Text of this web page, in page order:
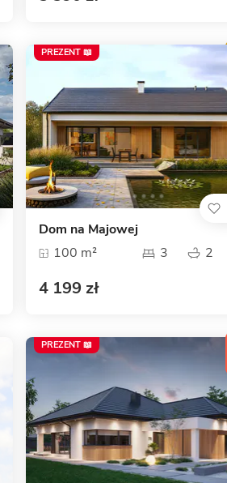
Dom na Majowej
100 m²
3 2
4 199 zł
PREZENT 📖
PREZENT 📖